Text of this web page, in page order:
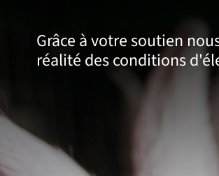
Grâce à votre soutien
réalité des conditions